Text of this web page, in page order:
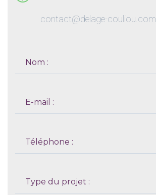
contact@delage-couliou.com